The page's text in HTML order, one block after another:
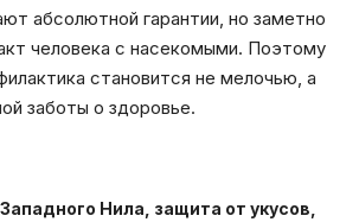
абсолютной гарантии, но заметно
человека с насекомыми. Поэтому
становится не мелочью, а
заботы о здоровье.
Нила защита от укусов